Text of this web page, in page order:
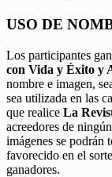
USO DE
Los participantes
con Vida y Éxito y
nombre e imagen,
sea utilizada en las
que realice La
acreedores de
imágenes se podrán
favorecido en el
ganadores.